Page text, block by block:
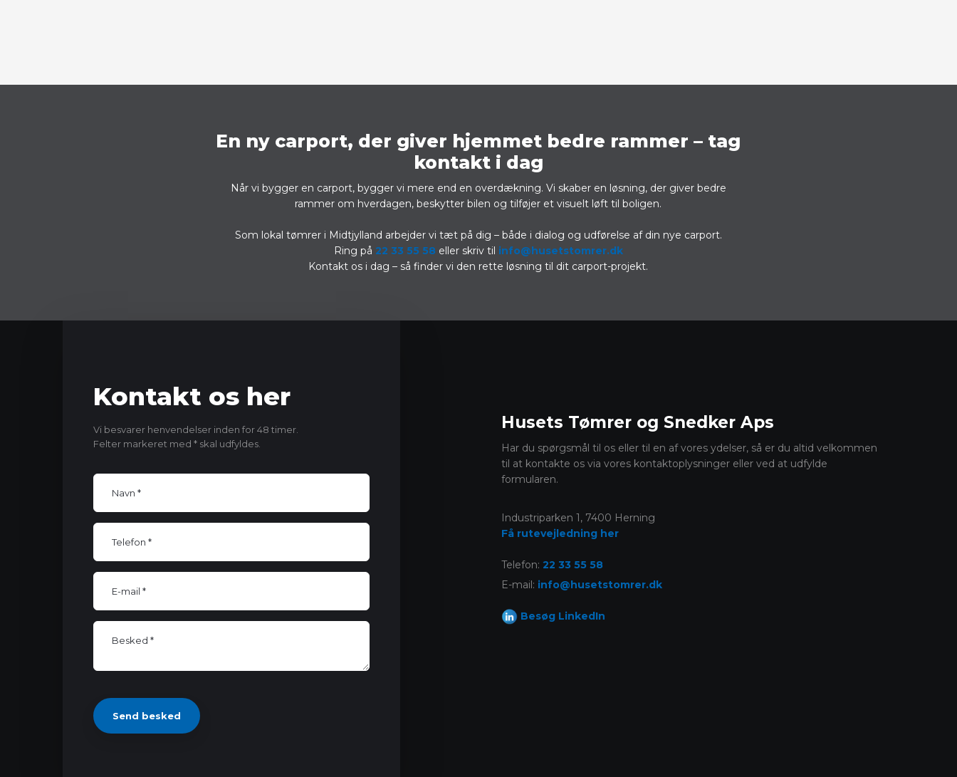
En ny carport, der giver hjemmet bedre rammer – tag
kontakt i dag
Når vi bygger en carport, bygger vi mere end en overdækning. Vi skaber en løsning, der giver bedre
rammer om hverdagen, beskytter bilen og tilføjer et visuelt løft til boligen.
Som lokal tømrer i Midtjylland arbejder vi tæt på dig – både i dialog og udførelse af din nye carport.
Ring på 22 33 55 58 eller skriv til info@husetstomrer.dk
Kontakt os i dag – så finder vi den rette løsning til dit carport-projekt.
Kontakt os her
Vi besvarer henvendelser inden for 48 timer.
​Felter markeret med * skal udfyldes.
Husets Tømrer og Snedker​ Aps
Har du spørgsmål til os eller til en af vores ydelser, så er du altid velkommen
til at kontakte os via vores kontaktoplysninger eller ved at udfylde
formularen.
Industriparken 1, 7400 Herning
Få rutevejledning her
Telefon: 22 33 55 58​
E-mail: info@husetstomrer.dk
Besøg LinkedIn